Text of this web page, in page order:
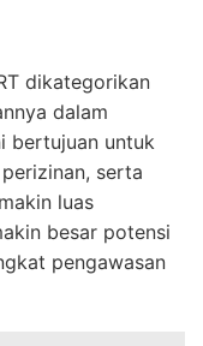
dikategorikan
dalam
bertujuan untuk
serta
luas
besar potensi
pengawasan